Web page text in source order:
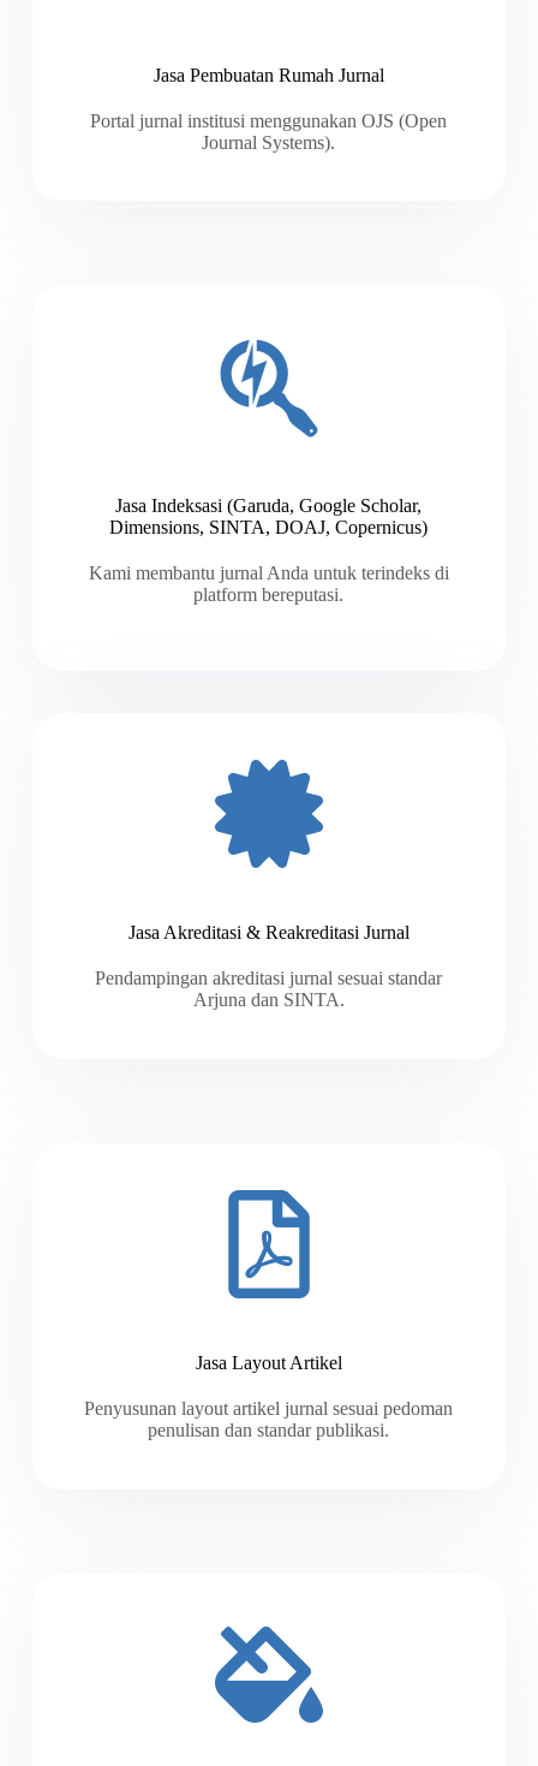
Jasa Pembuatan Rumah Jurnal
Portal jurnal institusi menggunakan OJS (Open
Journal Systems).
Jasa Indeksasi (Garuda, Google Scholar,
Dimensions, SINTA, DOAJ, Copernicus)
Kami membantu jurnal Anda untuk terindeks di
platform bereputasi.
Jasa Akreditasi & Reakreditasi Jurnal
Pendampingan akreditasi jurnal sesuai standar
Arjuna dan SINTA.
Jasa Layout Artikel
Penyusunan layout artikel jurnal sesuai pedoman
penulisan dan standar publikasi.